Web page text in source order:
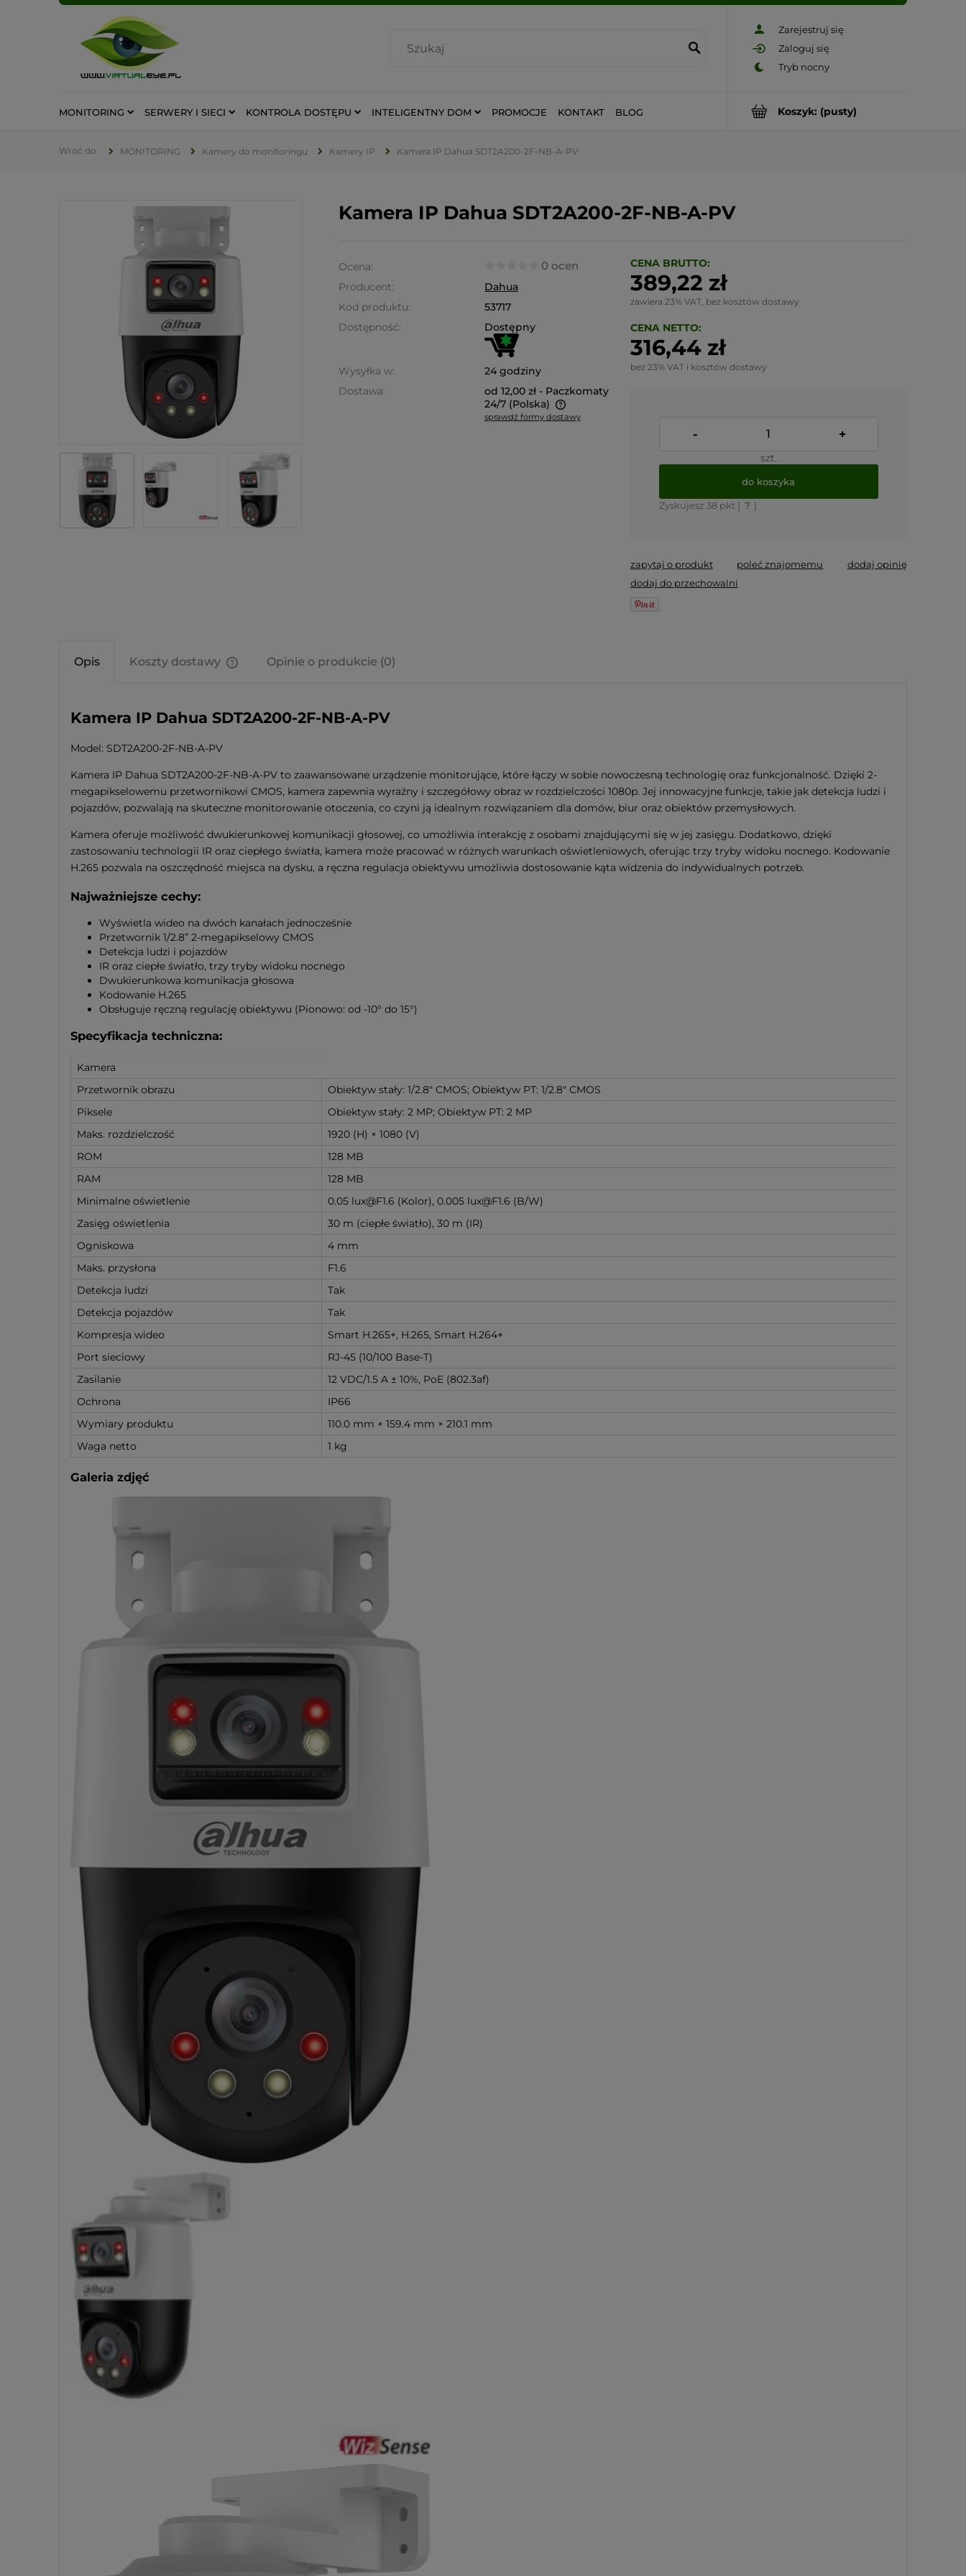
Zarejestruj się
Zaloguj się
Koszyk: (pusty)
MONITORING SERWERY I SIECI KONTROLA DOSTĘPU INTELIGENTNY DOM PROMOCJE KONTAKT BLOG
MONITORING Kamery do monitoringu Kamery IP Kamera IP Dahua SDT2A200-2F-NB-A-PV
Kamera IP Dahua SDT2A200-2F-NB-A-PV
Ocena: 0 ocen
Producent:
Dahua
Kod produktu:
53717
Dostępność:
Dostępny
Wysyłka w:
24 godziny
Dostawa:
od 12,00 zł - Paczkomaty
24/7 (Polska)
sprawdź formy dostawy
CENA BRUTTO:
389,22 zł
zawiera 23% VAT, bez kosztów dostawy
CENA NETTO:
316,44 zł
bez 23% VAT i kosztów dostawy
- +
szt.
do koszyka
Zyskujesz 38pkt [ ? ]
zapytaj o produkt poleć znajomemu
dodaj opinię
dodaj do przechowalni
Opis Koszty dostawy Opinie o produkcie (0)
Kamera IP Dahua SDT2A200-2F-NB-A-PV
Model: SDT2A200-2F-NB-A-PV
Kamera IP Dahua SDT2A200-2F-NB-A-PV to zaawansowane urządzenie monitorujące, które łączy w sobie nowoczesną technologię oraz funkcjonalność. Dzięki 2-
megapikselowemu przetwornikowi CMOS, kamera zapewnia wyraźny i szczegółowy obraz w rozdzielczości 1080p. Jej innowacyjne funkcje, takie jak detekcja ludzi i
pojazdów, pozwalają na skuteczne monitorowanie otoczenia, co czyni ją idealnym rozwiązaniem dla domów, biur oraz obiektów przemysłowych.
Kamera oferuje możliwość dwukierunkowej komunikacji głosowej, co umożliwia interakcję z osobami znajdującymi się w jej zasięgu. Dodatkowo, dzięki
zastosowaniu technologii IR oraz ciepłego światła, kamera może pracować w różnych warunkach oświetleniowych, oferując trzy tryby widoku nocnego. Kodowanie
H.265 pozwala na oszczędność miejsca na dysku, a ręczna regulacja obiektywu umożliwia dostosowanie kąta widzenia do indywidualnych potrzeb.
Najważniejsze cechy:
Wyświetla wideo na dwóch kanałach jednocześnie
Przetwornik 1/2.8” 2-megapikselowy CMOS
Detekcja ludzi i pojazdów
IR oraz ciepłe światło, trzy tryby widoku nocnego
Dwukierunkowa komunikacja głosowa
Kodowanie H.265
Obsługuje ręczną regulację obiektywu (Pionowo: od -10° do 15°)
Specyfikacja techniczna:
Kamera
Przetwornik obrazu
Obiektyw stały: 1/2.8" CMOS; Obiektyw PT: 1/2.8" CMOS
Piksele
Obiektyw stały: 2 MP; Obiektyw PT: 2 MP
Maks. rozdzielczość
1920 (H) × 1080 (V)
ROM
128 MB
RAM
128 MB
Minimalne oświetlenie
0.05 lux@F1.6 (Kolor), 0.005 lux@F1.6 (B/W)
Zasięg oświetlenia
30 m (ciepłe światło), 30 m (IR)
Ogniskowa
4 mm
Maks. przysłona
F1.6
Detekcja ludzi
Tak
Detekcja pojazdów
Tak
Kompresja wideo
Smart H.265+, H.265, Smart H.264+
Port sieciowy
RJ-45 (10/100 Base-T)
Zasilanie
12 VDC/1.5 A ± 10%, PoE (802.3af)
Ochrona
IP66
Wymiary produktu
110.0 mm × 159.4 mm × 210.1 mm
Waga netto
1 kg
Galeria zdjęć